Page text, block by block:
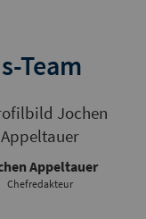
Team
Appeltauer
Chefredakteur